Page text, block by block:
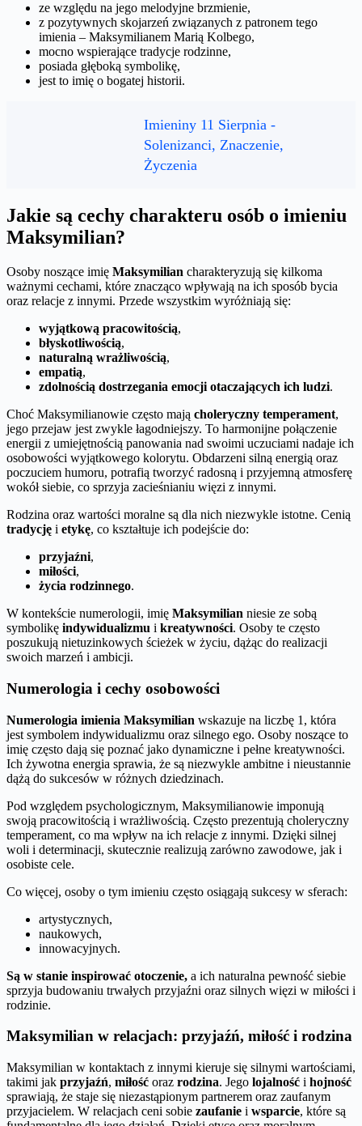
ze względu na jego melodyjne brzmienie,
z pozytywnych skojarzeń związanych z patronem tego
imienia – Maksymilianem Marią Kolbego,
mocno wspierające tradycje rodzinne,
posiada głęboką symbolikę,
jest to imię o bogatej historii.
Imieniny 11 Sierpnia -
Solenizanci, Znaczenie,
Życzenia
Jakie są cechy charakteru osób o imieniu
Maksymilian?
Osoby noszące imię Maksymilian charakteryzują się kilkoma
ważnymi cechami, które znacząco wpływają na ich sposób bycia
oraz relacje z innymi. Przede wszystkim wyróżniają się:
wyjątkową pracowitością,
błyskotliwością,
naturalną wrażliwością,
empatią,
zdolnością dostrzegania emocji otaczających ich ludzi.
Choć Maksymilianowie często mają choleryczny temperament,
jego przejaw jest zwykle łagodniejszy. To harmonijne połączenie
energii z umiejętnością panowania nad swoimi uczuciami nadaje ich
osobowości wyjątkowego kolorytu. Obdarzeni silną energią oraz
poczuciem humoru, potrafią tworzyć radosną i przyjemną atmosferę
wokół siebie, co sprzyja zacieśnianiu więzi z innymi.
Rodzina oraz wartości moralne są dla nich niezwykle istotne. Cenią
tradycję i etykę, co kształtuje ich podejście do:
przyjaźni,
miłości,
życia rodzinnego.
W kontekście numerologii, imię Maksymilian niesie ze sobą
symbolikę indywidualizmu i kreatywności. Osoby te często
poszukują nietuzinkowych ścieżek w życiu, dążąc do realizacji
swoich marzeń i ambicji.
Numerologia i cechy osobowości
Numerologia imienia Maksymilian wskazuje na liczbę 1, która
jest symbolem indywidualizmu oraz silnego ego. Osoby noszące to
imię często dają się poznać jako dynamiczne i pełne kreatywności.
Ich żywotna energia sprawia, że są niezwykle ambitne i nieustannie
dążą do sukcesów w różnych dziedzinach.
Pod względem psychologicznym, Maksymilianowie imponują
swoją pracowitością i wrażliwością. Często prezentują choleryczny
temperament, co ma wpływ na ich relacje z innymi. Dzięki silnej
woli i determinacji, skutecznie realizują zarówno zawodowe, jak i
osobiste cele.
Co więcej, osoby o tym imieniu często osiągają sukcesy w sferach:
artystycznych,
naukowych,
innowacyjnych.
Są w stanie inspirować otoczenie, a ich naturalna pewność siebie
sprzyja budowaniu trwałych przyjaźni oraz silnych więzi w miłości i
rodzinie.
Maksymilian w relacjach: przyjaźń, miłość i rodzina
Maksymilian w kontaktach z innymi kieruje się silnymi wartościami,
takimi jak przyjaźń, miłość oraz rodzina. Jego lojalność i hojność
sprawiają, że staje się niezastąpionym partnerem oraz zaufanym
przyjacielem. W relacjach ceni sobie zaufanie i wsparcie, które są